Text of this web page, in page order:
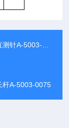
A-5003-0063
杆A-5003-0075